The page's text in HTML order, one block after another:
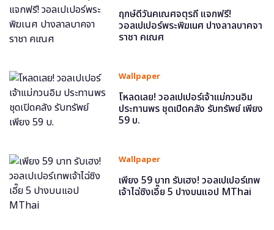
ฤกษ์ดีวันคเณศจตุรถี แจกฟรี!
วอลเปเปอร์พระพิฆเนศ ปางลาลบาคจา
ราชา คเณศ
Wallpaper
โหลดเลย! วอลเปเปอร์เจ้าแม่กวนอิม
ประทานพร ชุดเปิดคลัง รับทรัพย์ เพียง
59 บ.
Wallpaper
เพียง 59 บาท รับเฮง! วอลเปเปอร์เทพ
เจ้าไฉ่ซิงเอี๊ย 5 ปางบนแอป MThai